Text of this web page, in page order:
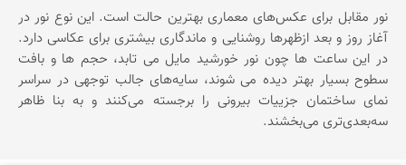
نور مقابل برای عکس‌های معماری بهترین حالت است. این نوع نور در
آغاز روز و بعد ازظهرها روشنایی و ماندگاری بیشتری برای عکاسی دارد.
در این ساعت ها چون نور خورشید مایل می تابد، حجم ها و بافت
سطوح بسیار بهتر دیده می شوند،‌ سایه‌های جالب توجهی در سراسر
نمای ساختمان جزییات بیرونی را برجسته می‌کنند و به بنا ظاهر
سه‌بعدی‌تری می‌بخشند.